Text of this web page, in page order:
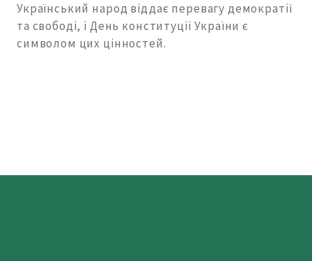
Український народ віддає перевагу демократії
та свободі, і День конституції України є
символом цих цінностей.